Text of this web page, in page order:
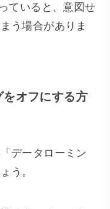
ていると、意図せ
う場合がありま
オフにする方
データローミン
う。